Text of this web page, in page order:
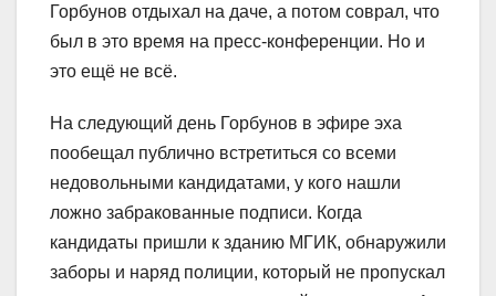
Горбунов отдыхал на даче, а потом соврал, что
был в это время на пресс-конференции. Но и
это ещё не всё.
На следующий день Горбунов в эфире эха
пообещал публично встретиться со всеми
недовольными кандидатами, у кого нашли
ложно забракованные подписи. Когда
кандидаты пришли к зданию МГИК, обнаружили
заборы и наряд полиции, который не пропускал